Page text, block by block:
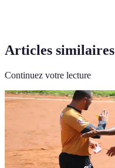
Articles similaires
Continuez votre lecture